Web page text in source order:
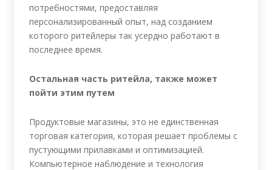
потребностями, предоставляя
персонализированный опыт, над созданием
которого ритейлеры так усердно работают в
последнее время.
Остальная часть ритейла, также может
пойти этим путем
Продуктовые магазины, это не единственная
торговая категория, которая решает проблемы с
пустующими прилавками и оптимизацией.
Компьютерное наблюдение и технология